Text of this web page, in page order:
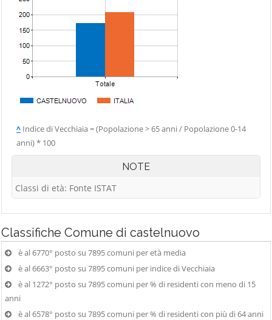
^ Indice di Vecchiaia = (Popolazione > 65 anni / Popolazione 0-14
anni) * 100
NOTE
Classi di età: Fonte ISTAT
Classifiche Comune di castelnuovo
è al 6770° posto su 7895 comuni per età media
è al 6663° posto su 7895 comuni per indice di Vecchiaia
è al 1272° posto su 7895 comuni per % di residenti con meno di 15
anni
è al 6578° posto su 7895 comuni per % di residenti con più di 64 anni